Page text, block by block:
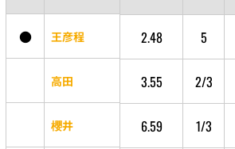
● 王彦程 2.48 5
高田 3.55 2/3
櫻井 6.59 1/3